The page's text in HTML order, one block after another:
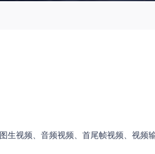
生视频、音频视频、首尾帧视频、视频